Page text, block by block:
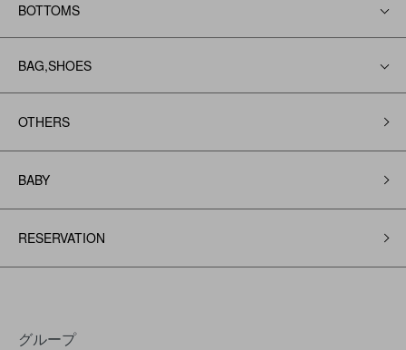
BOTTOMS
BAG,SHOES
OTHERS
BABY
RESERVATION
グループ